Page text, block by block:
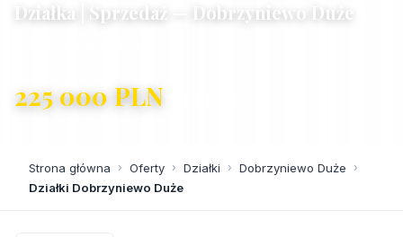
Działka | Sprzedaż — Dobrzyniewo Duże
225 000 PLN
Strona główna › Oferty › Działki › Dobrzyniewo Duże ›
Działki Dobrzyniewo Duże